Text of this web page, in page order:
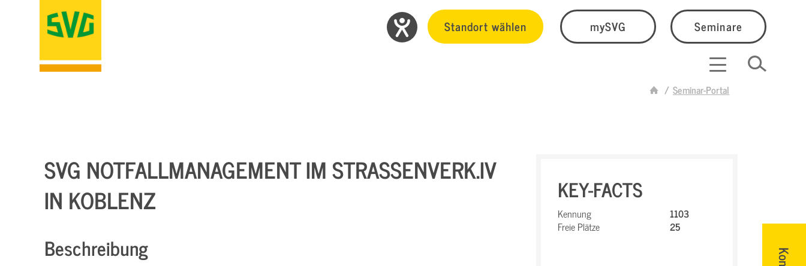
Standort wählen mySVG Seminare
Seminar-Portal
SVG NOTFALLMANAGEMENT IM STRASSENVERK.IV I
N KOBLENZ
Beschreibung
KEY-FACTS
Kennung
1103
Freie Plätze
25